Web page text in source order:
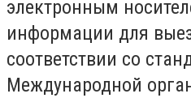
электронным
информации для
соответствии со
Международной